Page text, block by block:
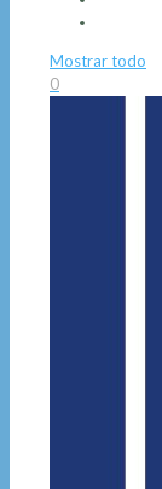
Mostrar todo
0